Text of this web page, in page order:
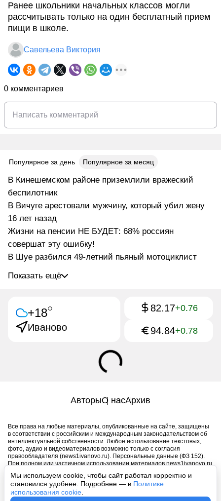
Мы используем cookie, чтобы сайт работал корректно и
становился удобнее. Подробнее — в Политике
использования cookie
Ранее школьники начальных классов могли
рассчитывать только на один бесплатный прием
пищи в школе.
Савельева Виктория
0 комментариев
Популярное за день Популярное за месяц
В Кинешемском районе приземлили вражеский
беспилотник
В Вичуге арестовали мужчину, который убил жену
16 лет назад
Жизни на пенсии НЕ БУДЕТ: 68% россиян
совершат эту ошибку!
В Шуе разбился 49-летний пьяный мотоциклист
Показать ещё
+18○
Иваново
82.17+0.76
94.84+0.78
АвторыО насАрхив
Все права на любые материалы, опубликованные на сайте, защищены
в соответствии с российским и международным законодательством об
интеллектуальной собственности. Любое использование текстовых,
фото, аудио и видеоматериалов возможно только с согласия
правообладателя (news1ivanovo.ru). Персональные данные (ФЗ 152).
При полном или частичном использовании материалов news1ivanovo.ru
обязательна. Запрещено для детей. Оригинал текста:
https://news1ivanovo.ru/
Пользовательское соглашение